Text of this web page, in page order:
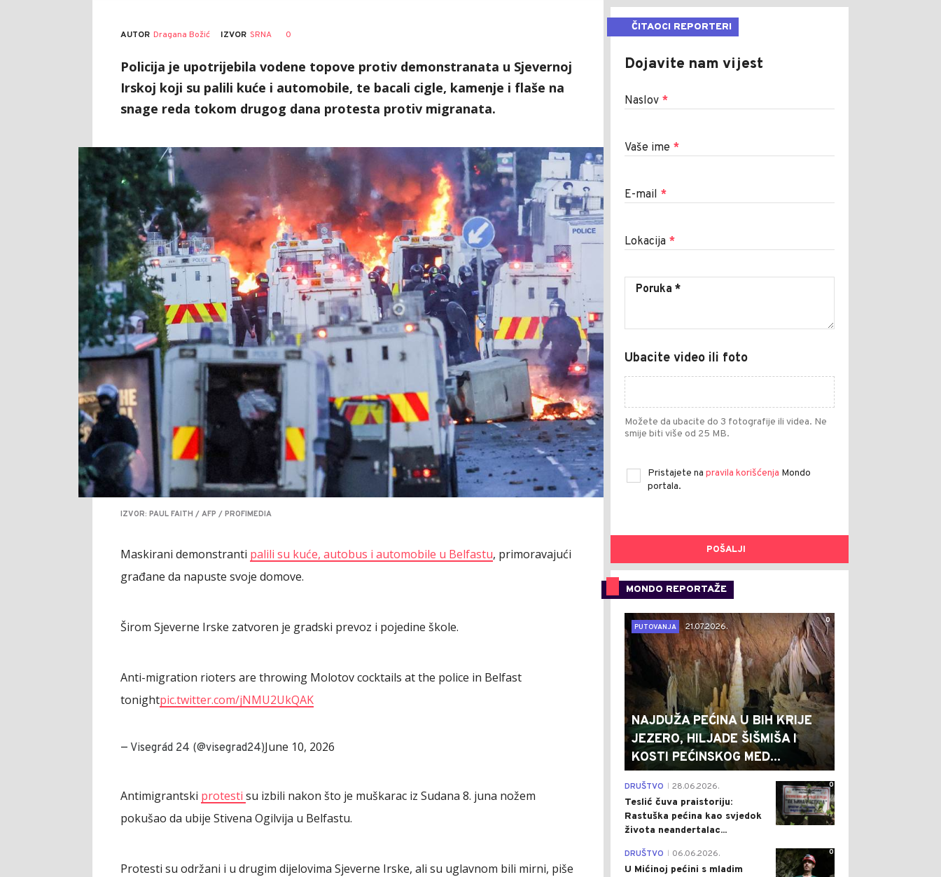
AUTOR Dragana Božić IZVOR SRNA 0
Policija je upotrijebila vodene topove protiv demonstranata u Sjevernoj
Irskoj koji su palili kuće i automobile, te bacali cigle, kamenje i flaše na
snage reda tokom drugog dana protesta protiv migranata.
IZVOR: PAUL FAITH / AFP / PROFIMEDIA
Maskirani demonstranti palili su kuće, autobus i automobile u Belfastu, primoravajući
građane da napuste svoje domove.
Širom Sjeverne Irske zatvoren je gradski prevoz i pojedine škole.
Anti-migration rioters are throwing Molotov cocktails at the police in Belfast
tonightpic.twitter.com/jNMU2UkQAK
— Visegrád 24 (@visegrad24)June 10, 2026
Antimigrantski protesti su izbili nakon što je muškarac iz Sudana 8. juna nožem
pokušao da ubije Stivena Ogilvija u Belfastu.
Protesti su održani i u drugim dijelovima Sjeverne Irske, ali su uglavnom bili mirni, piše
ČITAOCI REPORTERI
Dojavite nam vijest
Naslov *
Vaše ime *
E-mail *
Lokacija *
Ubacite video ili foto
Možete da ubacite do 3 fotografije ili videa. Ne
smije biti više od 25 MB.
Pristajete na pravila korišćenja Mondo
portala.
POŠALJI
MONDO REPORTAŽE
0
PUTOVANJA
21.07.2026.
NAJDUŽA PEĆINA U BIH KRIJE
JEZERO, HILJADE ŠIŠMIŠA I
KOSTI PEĆINSKOG MED...
0
DRUŠTVO 28.06.2026.
Teslić čuva praistoriju:
Rastuška pećina kao svjedok
života neandertalac...
0
DRUŠTVO 06.06.2026.
U Mićinoj pećini s mladim